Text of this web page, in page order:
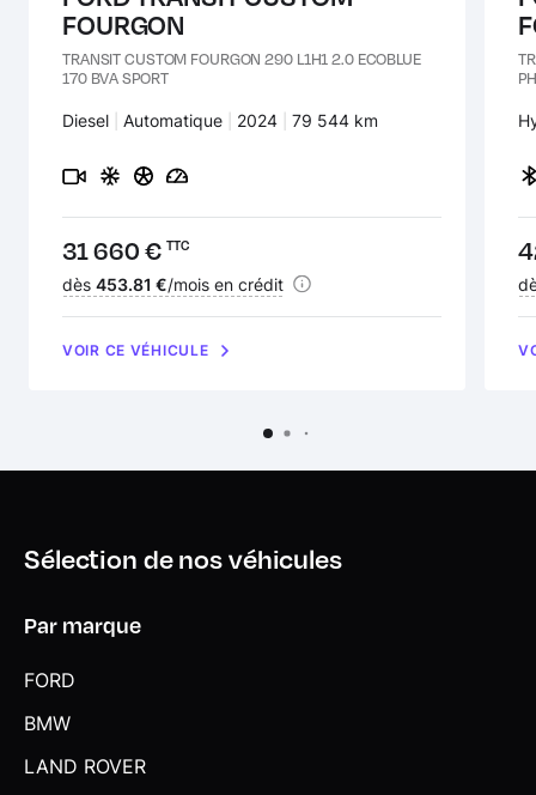
Volant réglable en hauteur et profondeur
FOURGON
TRANSIT CUSTOM FOURGON 290 L1H1 2.0 ECOBLUE
170 BVA SPORT
Carburant :
Diesel Transmission :
Automatique Années :
2024 Kilomètres :
79 544 km
Prix :
31 660 € TTC
Financement :
dès 453.81 €/mois en crédit
VOIR CE VÉHICULE
Sélection de nos véhicules
Par marque
FORD
BMW
LAND ROVER